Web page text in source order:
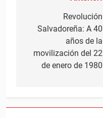
entradas
Revolución
Salvadoreña: A 40
años de la
movilización del 22
de enero de 1980